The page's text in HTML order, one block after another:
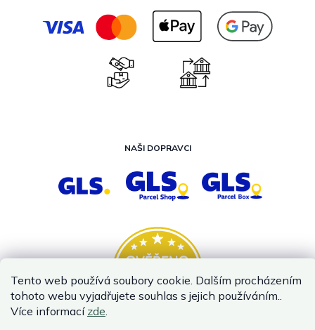
Tento web používá soubory cookie. Dalším procházením
tohoto webu vyjadřujete souhlas s jejich používáním..
Více informací zde.
NAŠI DOPRAVCI